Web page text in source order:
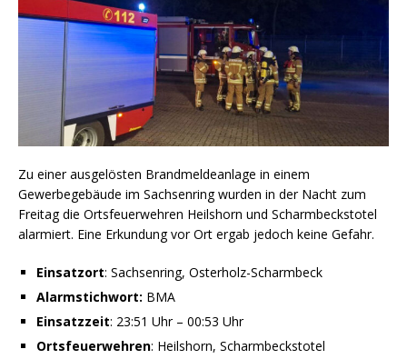
Zu einer ausgelösten Brandmeldeanlage in einem
Gewerbegebäude im Sachsenring wurden in der Nacht zum
Freitag die Ortsfeuerwehren Heilshorn und Scharmbeckstotel
alarmiert. Eine Erkundung vor Ort ergab jedoch keine Gefahr.
Einsatzort: Sachsenring, Osterholz-Scharmbeck
Alarmstichwort: BMA
Einsatzzeit: 23:51 Uhr – 00:53 Uhr
Ortsfeuerwehren: Heilshorn, Scharmbeckstotel